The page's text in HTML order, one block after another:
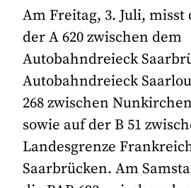
Am Freitag, 3. Juli, misst
der A 620 zwischen dem
Autobahndreieck
Autobahndreieck
268 zwischen
sowie auf der B 51
Landesgrenze
Saarbrücken. Am